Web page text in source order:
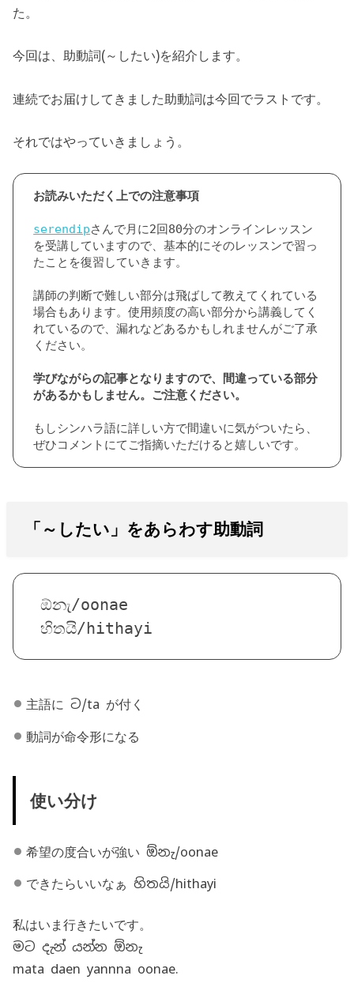
た。
今回は、助動詞(～したい)を紹介します。
連続でお届けしてきました助動詞は今回でラストです。
それではやっていきましょう。
serendipさんで月に2回80分のオンラインレッスン
を受講していますので、基本的にそのレッスンで習っ
たことを復習していきます。
講師の判断で難しい部分は飛ばして教えてくれている
場合もあります。使用頻度の高い部分から講義してく
れているので、漏れなどあるかもしれませんがご了承
ください。
学びながらの記事となりますので、間違っている部分
があるかもしません。ご注意ください。
もしシンハラ語に詳しい方で間違いに気がついたら、
ぜひコメントにてご指摘いただけると嬉しいです。
「～したい」をあらわす助動詞
ඕනැ/oonae
හිතයි/hithayi
主語に ට/ta が付く
動詞が命令形になる
使い分け
希望の度合いが強い ඕනැ/oonae
できたらいいなぁ හිතයි/hithayi
私はいま行きたいです。
මට දැන් යන්න ඕනැ
mata daen yannna oonae.